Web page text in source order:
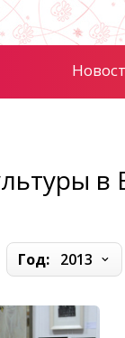
в
Год: 2013